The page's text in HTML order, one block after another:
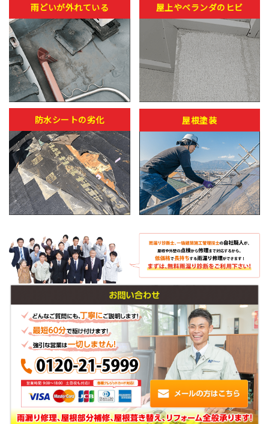
雨どいが外れている 屋上やベランダのヒビ
防水シートの劣化 屋根塗装